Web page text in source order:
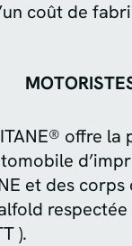
coût de
offre
et des
).